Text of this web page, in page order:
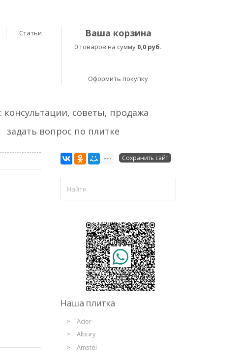
Статьи Ваша корзина
0 товаров на сумму 0,0 руб.
Оформить покупку
: консультации, советы, продажа
задать вопрос по плитке
Сохранить сайт
Наша плитка
Acier
Albury
Amstel